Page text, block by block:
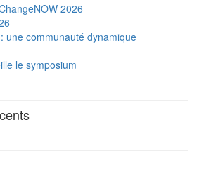
2026
une communauté dynamique
le symposium